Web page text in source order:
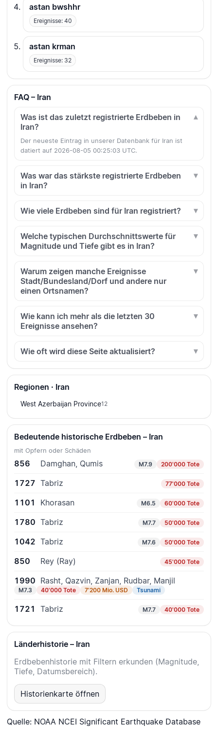
astan bwshhr
Ereignisse: 40
astan krman
Ereignisse: 32
FAQ – Iran
Was ist das zuletzt registrierte Erdbeben in
Iran?
Der neueste Eintrag in unserer Datenbank für Iran ist
datiert auf 2026-08-05 00:25:03 UTC.
Was war das stärkste registrierte Erdbeben
in Iran?
Wie viele Erdbeben sind für Iran registriert?
Welche typischen Durchschnittswerte für
Magnitude und Tiefe gibt es in Iran?
Warum zeigen manche Ereignisse
Stadt/Bundesland/Dorf und andere nur
einen Ortsnamen?
Wie kann ich mehr als die letzten 30
Ereignisse ansehen?
Wie oft wird diese Seite aktualisiert?
Regionen · Iran
West Azerbaijan Province12
Bedeutende historische Erdbeben – Iran
mit Opfern oder Schäden
856 Damghan, Qumis M7.9 200'000 Tote
1727 Tabriz 77'000 Tote
1101 Khorasan M6.5 60'000 Tote
1780 Tabriz M7.7 50'000 Tote
1042 Tabriz M7.6 50'000 Tote
850 Rey (Ray) 45'000 Tote
1990 Rasht, Qazvin, Zanjan, Rudbar, Manjil
M7.3 40'000 Tote 7'200 Mio. USD Tsunami
1721 Tabriz M7.7 40'000 Tote
Länderhistorie – Iran
Erdbebenhistorie mit Filtern erkunden (Magnitude,
Tiefe, Datumsbereich).
Historienkarte öffnen
Quelle: NOAA NCEI Significant Earthquake Database